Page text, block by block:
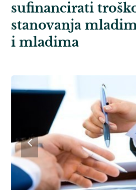
sufinancirati
stanovanja
i mladima
previous
slide